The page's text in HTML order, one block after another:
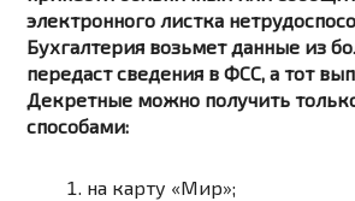
электронного листка
Бухгалтерия возьмет данные из
передаст сведения в ФСС, а тот
Декретные можно получить
способами:
на карту «Мир»;